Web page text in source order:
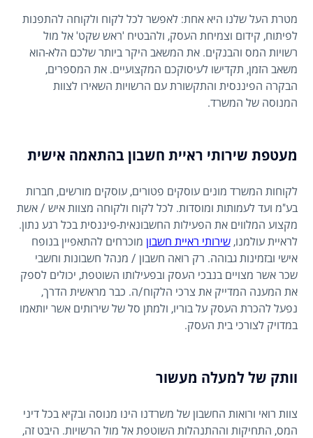
מטרת העל שלנו היא אחת: לאפשר לכל לקוח ולקוחה להתפנות
לפיתוח, קידום וצמיחת העסק, ולהבטיח 'ראש שקט' אל מול
רשויות המס והבנקים. את המשאב היקר ביותר שלכם הלא-הוא
משאב הזמן, תקדישו לעיסוקכם המקצועיים. את המספרים,
הבקרה הפיננסית והתקשורת עם הרשויות השאירו לצוות
המנוסה של המשרד.
מעטפת שירותי ראיית חשבון בהתאמה אישית
לקוחות המשרד מונים עוסקים פטורים, עוסקים מורשים, חברות
בע"מ ועד לעמותות ומוסדות. לכל לקוח ולקוחה מצוות איש / אשת
מקצוע המלווים את הפעילות החשבונאית-פיננסית בכל רגע נתון.
לראיית עולמנו,שירותי ראיית חשבון מוכרחים להתאפיין בנופח
אישי ובזמינות גבוהה. רק רואה חשבון / מנהל חשבונות וחשבי
שכר אשר מצויים בנבכי העסק ובפעילותו השוטפת, יכולים לספק
את המענה המדייק את צרכי הלקוח/ה. כבר מראשית הדרך,
נפעל להכרת העסק על בוריו, ולמתן סל של שירותים אשר יותאמו
במדויק לצורכי בית העסק.
וותק של למעלה מעשור
צוות רואי ורואות החשבון של משרדנו הינו מנוסה ובקיא בכל דיני
המס, התחיקות וההתנהלות השוטפת אל מול הרשויות. היבט זה,